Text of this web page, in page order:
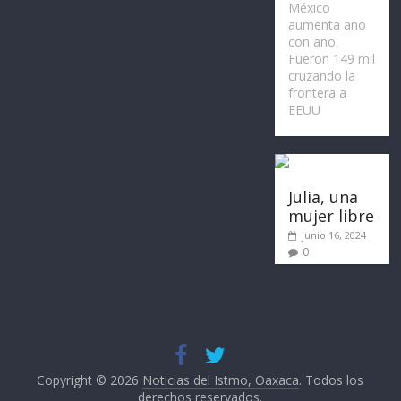
México
aumenta año
con año.
Fueron 149 mil
cruzando la
frontera a
EEUU
Julia, una
mujer libre
junio 16, 2024
0
Copyright © 2026 Noticias del Istmo, Oaxaca. Todos los
derechos reservados.